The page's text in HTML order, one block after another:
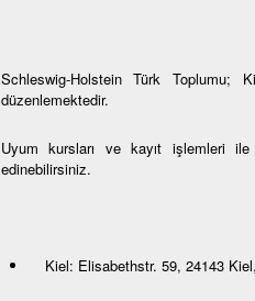
Schleswig-Holstein Türk Toplumu;
düzenlemektedir.
Uyum kursları ve kayıt işlemleri ile
edinebilirsiniz.
Kiel: Elisabethstr. 59, 24143